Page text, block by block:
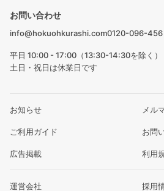
お問い合わせ
info@hokuohkurashi.com0120-096-456
平日 10:00 - 17:00（13:30-14:30を除く）
土日・祝日は休業日です
お知らせ メル
ご利用ガイド お問
広告掲載 利用
運営会社 採用